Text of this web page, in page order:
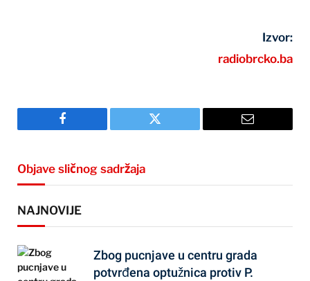
Izvor:
radiobrcko.ba
Facebook Twitter Email
Objave sličnog sadržaja
NAJNOVIJE
Zbog pucnjave u centru grada
potvrđena optužnica protiv P.